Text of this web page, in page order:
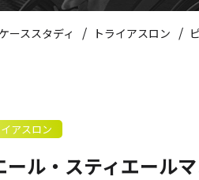
ケーススタディ / トライアスロン /
イアスロン
ール・スティエール